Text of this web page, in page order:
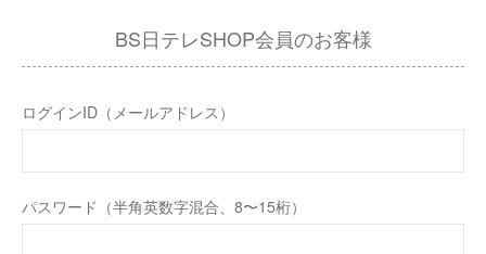
BS日テレSHOP会員のお客様
ログインID（メールアドレス）
パスワード（半角英数字混合、8〜15桁）